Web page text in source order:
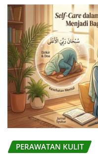
PERAWATAN KULIT